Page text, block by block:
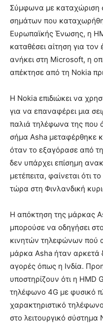
Σύμφωνα με καταχώριση
σημάτων που
Ευρωπαϊκής Ένωσης, η
καταθέσει αίτηση για
ανήκει στη Microsoft, η
απέκτησε από τη Nokia
Η Nokia επιδιώκει να
για να επαναφέρει μια
παλιά τηλέφωνα της που
σήμα Asha μεταφέρθηκε
όταν το εξαγόρασε από
δεν υπάρχει επίσημη
μετέπειτα, φαίνεται ότι
τώρα στη Φινλανδική
Η απόκτηση της μάρκας
μπορούσε να οδηγήσει
κινητών τηλεφώνων πού
μάρκα Asha ήταν αρκετά
αγορές όπως η Ινδία.
υποστηρίζουν ότι η HMD
τηλέφωνο 4G με φυσικό
χαρακτηριστικό
στο λειτουργικό